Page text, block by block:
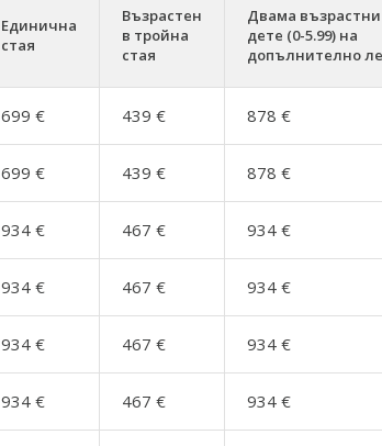
Единична
стая
Възрастен
в тройна
стая
Двама
дете (0-5.99) на
допълнително
699 € 439 € 878 €
699 € 439 € 878 €
934 € 467 € 934 €
934 € 467 € 934 €
934 € 467 € 934 €
934 € 467 € 934 €